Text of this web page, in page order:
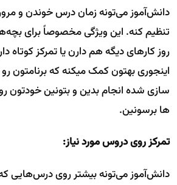
دانش‌آموز می‌تونه زمان درس خوندن و
تنظیم کنه. این ویژگی مخصوصاً برای
روز کارهای دیگه هم دارن یا تمرکز کوتاه
اینجوری بهتون کمک میکنه که برنامتون
سازی شده انجام بدین و بتونین خودتون رو
ها برسونین.
تمرکز روی دروس مورد نیاز:
دانش‌آموز می‌تونه بیشتر روی درس‌هایی که